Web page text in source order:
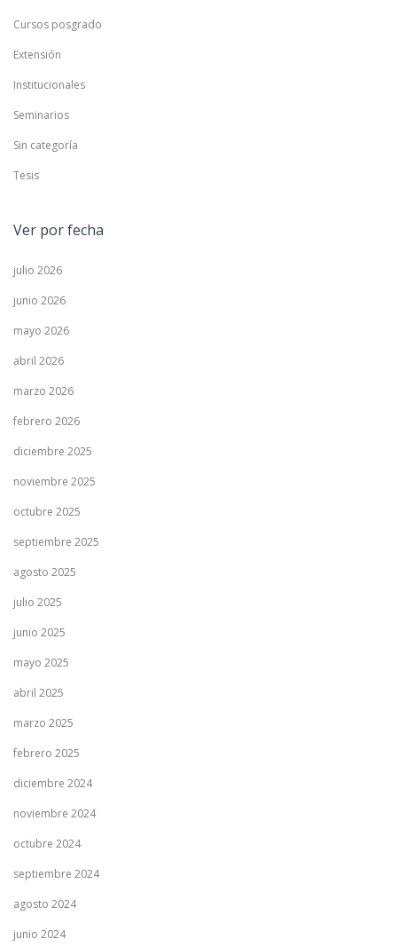
Cursos posgrado
Extensión
Institucionales
Seminarios
Sin categoría
Tesis
Ver por fecha
julio 2026
junio 2026
mayo 2026
abril 2026
marzo 2026
febrero 2026
diciembre 2025
noviembre 2025
octubre 2025
septiembre 2025
agosto 2025
julio 2025
junio 2025
mayo 2025
abril 2025
marzo 2025
febrero 2025
diciembre 2024
noviembre 2024
octubre 2024
septiembre 2024
agosto 2024
junio 2024